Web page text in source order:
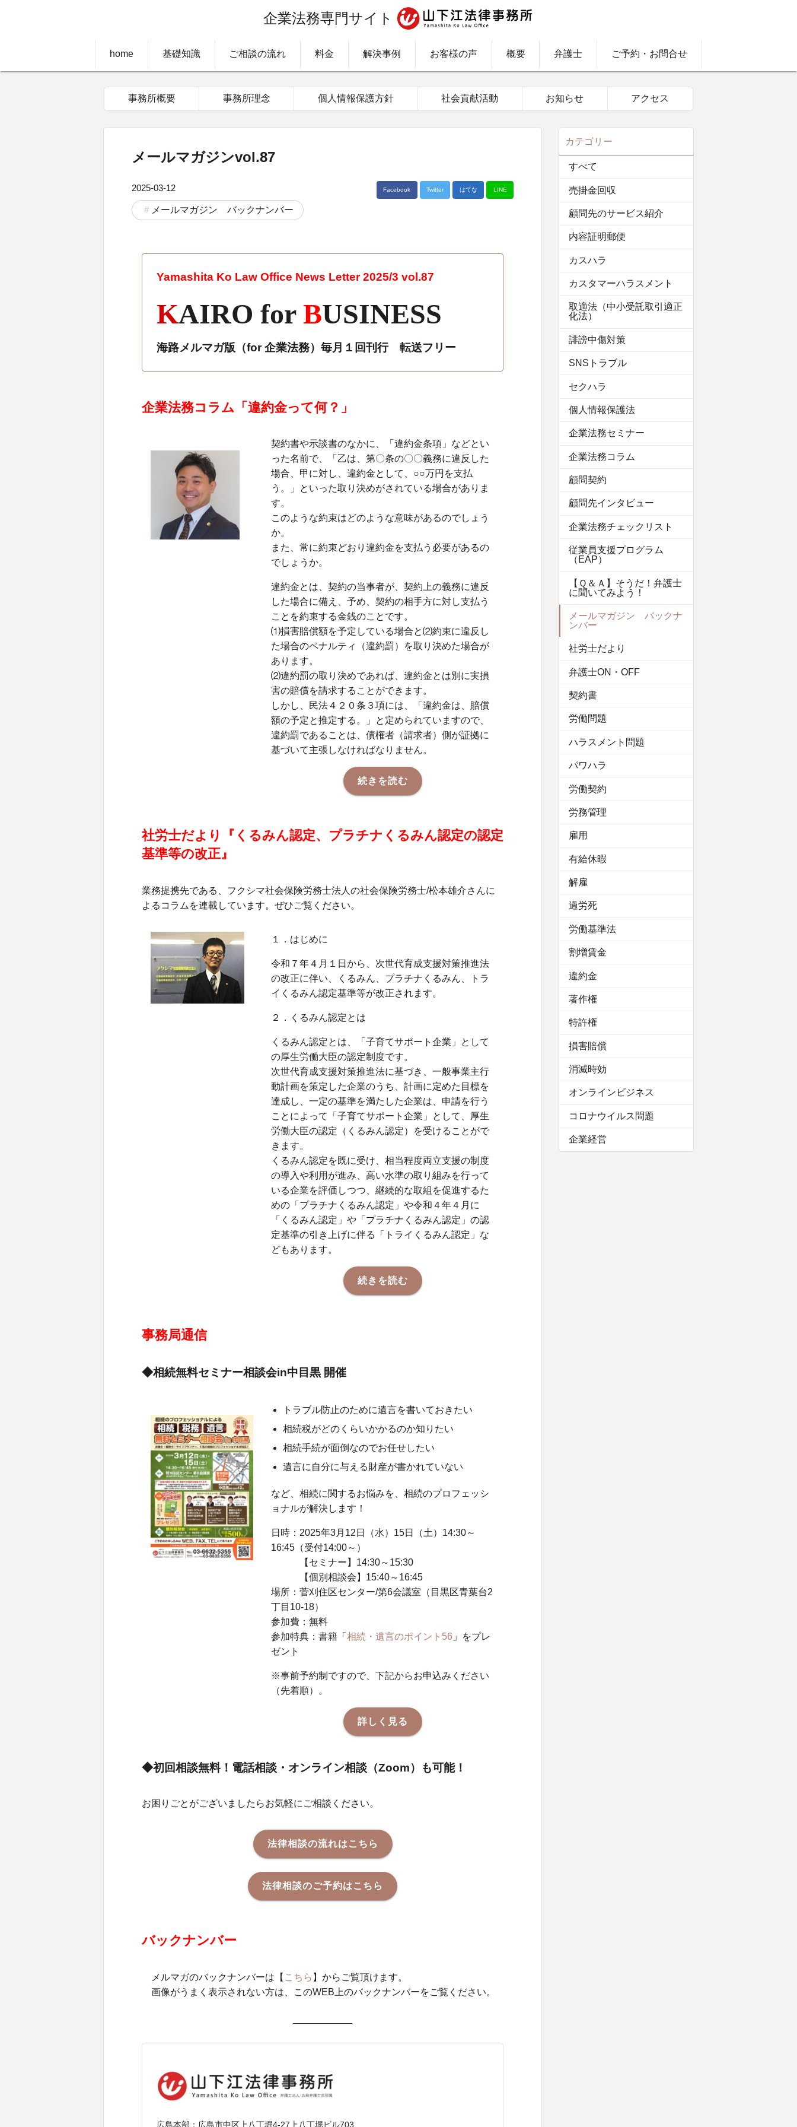
企業法務専門サイト
home 基礎知識 ご相談の流れ 料金 解決事例 お客様の声 概要 弁護士 ご予約・お問合せ
メールマガジンvol.87
2025-03-12
メールマガジン バックナンバー
Facebook Twitter はてな LINE
Yamashita Ko Law Office News Letter 2025/3 vol.87
KAIRO for BUSINESS
海路メルマガ版（for 企業法務）毎月１回刊行 転送フリー
企業法務コラム「違約金って何？」
契約書や示談書のなかに、「違約金条項」などとい
った名前で、「乙は、第〇条の〇〇義務に違反した
場合、甲に対し、違約金として、 ○○万円を支払
う。」といった取り決めがされている場合がありま
す。
このような約束はどのような意味があるのでしょう
か。
また、常に約束どおり違約金を支払う必要があるの
でしょうか。
違約金とは、契約の当事者が、契約上の義務に違反
した場合に備え、予め、契約の相手方に対し支払う
ことを約束する金銭のことです。
⑴損害賠償額を予定している場合と⑵約束に違反し
た場合のペナルティ（違約罰）を取り決めた場合が
あります。
⑵違約罰の取り決めであれば、違約金とは別に実損
害の賠償を請求することができます。
しかし、民法４２０条３項には、「違約金は、賠償
額の予定と推定する。」と定められていますので、
違約罰であることは、債権者（請求者）側が証拠に
基づいて主張しなければなりません。
続きを読む
社労士だより『くるみん認定、プラチナくるみん認定の認定
基準等の改正』
業務提携先である、フクシマ社会保険労務士法人の社会保険労務士/松本雄介さんに
よるコラムを連載しています。ぜひご覧ください。
１．はじめに
令和７年４月１日から、次世代育成支援対策推進法
の改正に伴い、くるみん、プラチナくるみん、トラ
イくるみん認定基準等が改正されます。
２．くるみん認定とは
くるみん認定とは、「子育てサポート企業」として
の厚生労働大臣の認定制度です。
次世代育成支援対策推進法に基づき、一般事業主行
動計画を策定した企業のうち、計画に定めた目標を
達成し、一定の基準を満たした企業は、申請を行う
ことによって「子育てサポート企業」として、厚生
労働大臣の認定（くるみん認定）を受けることがで
きます。
くるみん認定を既に受け、相当程度両立支援の制度
の導入や利用が進み、高い水準の取り組みを行って
いる企業を評価しつつ、継続的な取組を促進するた
めの「プラチナくるみん認定」や令和４年４月に
「くるみん認定」や「プラチナくるみん認定」の認
定基準の引き上げに伴る「トライくるみん認定」な
どもあります。
続きを読む
事務局通信
◆相続無料セミナー相談会in中目黒 開催
トラブル防止のために遺言を書いておきたい
相続税がどのくらいかかるのか知りたい
相続手続が面倒なのでお任せしたい
遺言に自分に与える財産が書かれていない
など、相続に関するお悩みを、相続のプロフェッシ
ョナルが解決します！
日時：2025年3月12日（水）15日（土）14:30～
16:45（受付14:00～）
【セミナー】14:30～15:30
【個別相談会】15:40～16:45
場所：菅刈住区センター/第6会議室（目黒区青葉台2
丁目10-18）
参加費：無料
参加特典：書籍「相続・遺言のポイント56 」をプレ
ゼント
※事前予約制ですので、下記からお申込みください
（先着順）。
詳しく見る
◆初回相談無料！電話相談・オンライン相談（Zoom）も可能！
お困りごとがございましたらお気軽にご相談ください。
法律相談の流れはこちら
法律相談のご予約はこちら
バックナンバー
メルマガのバックナンバーは【 こちら 】からご覧頂けます。
画像がうまく表示されない方は、このWEB上のバックナンバーをご覧ください。
広島本部： 広島市中区上八丁堀4-27上八丁堀ビル703
事務所概要 事務所理念 個人情報保護方針 社会貢献活動 お知らせ アクセス
カテゴリー
すべて
売掛金回収
顧問先のサービス紹介
内容証明郵便
カスハラ
カスタマーハラスメント
取適法（中小受託取引適正
化法）
誹謗中傷対策
SNSトラブル
セクハラ
個人情報保護法
企業法務セミナー
企業法務コラム
顧問契約
顧問先インタビュー
企業法務チェックリスト
従業員支援プログラム
（EAP）
【Ｑ＆Ａ】そうだ！弁護士
に聞いてみよう！
メールマガジン バックナ
ンバー
社労士だより
弁護士ON・OFF
契約書
労働問題
ハラスメント問題
パワハラ
労働契約
労務管理
雇用
有給休暇
解雇
過労死
労働基準法
割増賃金
違約金
著作権
特許権
損害賠償
消滅時効
オンラインビジネス
コロナウイルス問題
企業経営